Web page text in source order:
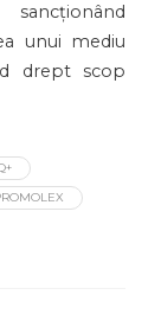
unui mediu
drept scop